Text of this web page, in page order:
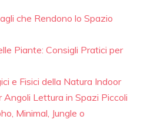
che Rendono lo Spazio
Piante: Consigli Pratici per
e Fisici della Natura Indoor
Angoli Lettura in Spazi Piccoli
Minimal, Jungle o